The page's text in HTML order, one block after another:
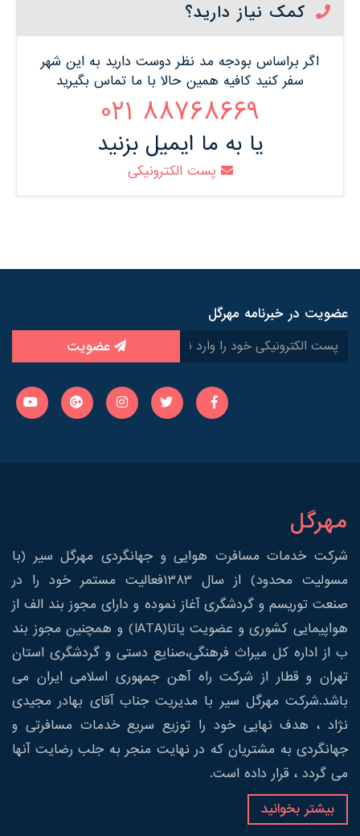
کمک نیاز دارید؟
اگر براساس بودجه مد نظر دوست دارید به این شهر
سفر کنید کافیه همین حالا با ما تماس بگیرید
88768669 021
یا به ما ایمیل بزنید
پست الکترونیکی
عضویت در خبرنامه مهرگل
عضویت
مهرگل
شرکت خدمات مسافرت هوایی و جهانگردی مهرگل سیر (با
مسولیت محدود) از سال 1383فعالیت مستمر خود را در
صنعت توریسم و گردشگری آغاز نموده و دارای مجوز بند الف از
هواپیمایی کشوری و عضویت یاتا(IATA) و همچنین مجوز بند
ب از اداره کل میراث فرهنگی،صنایع دستی و گردشگری استان
تهران و قطار از شرکت راه آهن جمهوری اسلامی ایران می
باشد.شرکت مهرگل سیر با مدیریت جناب آقای بهادر مجیدی
نژاد ، هدف نهایی خود را توزیع سریع خدمات مسافرتی و
جهانگردی به مشتریان که در نهایت منجر به جلب رضایت آنها
می گردد ، قرار داده است.
بیشتر بخوانید